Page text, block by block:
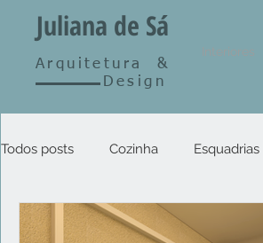
Juliana de Sá
Arquitetura&
Design
Interiores
Todos posts Cozinha Esquadrias
Outros